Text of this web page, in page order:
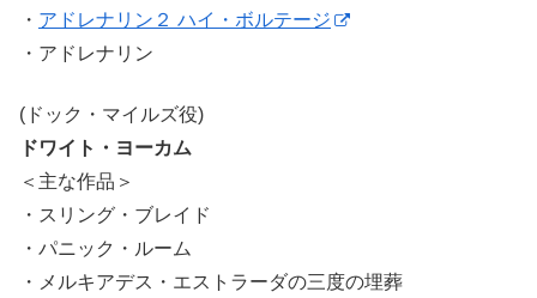
・ アドレナリン２ ハイ・ボルテージ
・アドレナリン
(ドック・マイルズ役)
ドワイト・ヨーカム
＜主な作品＞
・スリング・ブレイド
・パニック・ルーム
・メルキアデス・エストラーダの三度の埋葬